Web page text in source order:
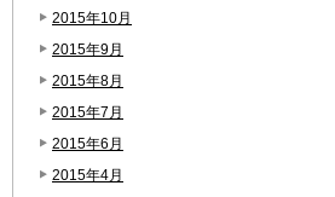
2015年10月
2015年9月
2015年8月
2015年7月
2015年6月
2015年4月